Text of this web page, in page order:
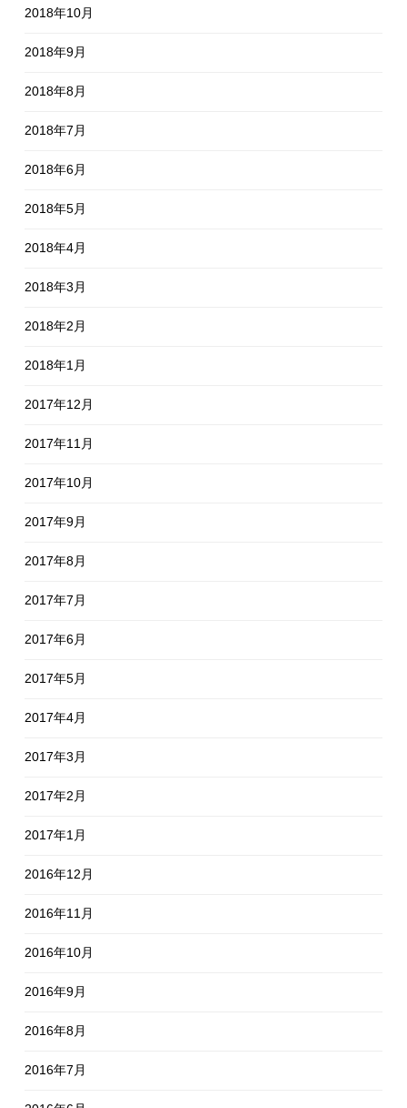
2018年10月
2018年9月
2018年8月
2018年7月
2018年6月
2018年5月
2018年4月
2018年3月
2018年2月
2018年1月
2017年12月
2017年11月
2017年10月
2017年9月
2017年8月
2017年7月
2017年6月
2017年5月
2017年4月
2017年3月
2017年2月
2017年1月
2016年12月
2016年11月
2016年10月
2016年9月
2016年8月
2016年7月